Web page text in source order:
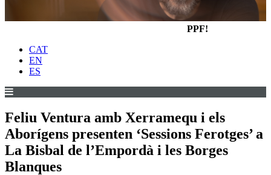
PPF!
CAT
EN
ES
Feliu Ventura amb Xerramequ i els
Aborígens presenten ‘Sessions Ferotges’ a
La Bisbal de l’Empordà i les Borges
Blanques